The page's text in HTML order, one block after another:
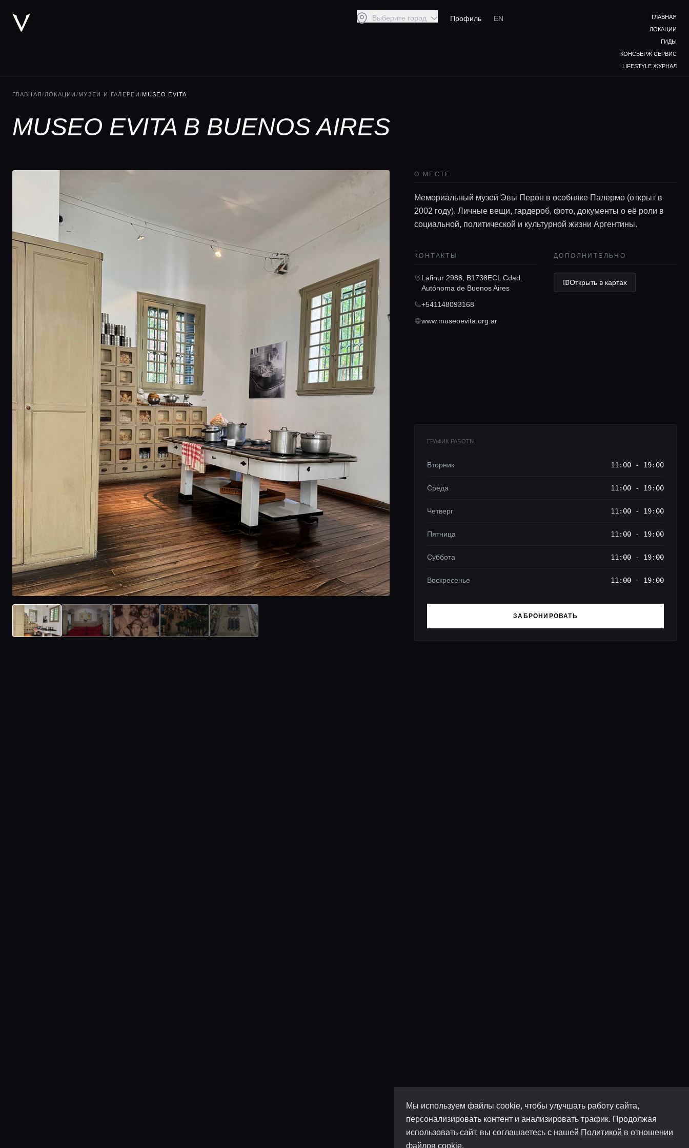
Мы используем файлы cookie, чтобы улучшать работу сайта,
персонализировать контент и анализировать трафик. Продолжая
использовать сайт, вы соглашаетесь с нашей Политикой в отношении
файлов cookie.
Выберите город Профиль EN
ГЛАВНАЯ
ЛОКАЦИИ
ГИДЫ
КОНСЬЕРЖ СЕРВИС
LIFESTYLE ЖУРНАЛ
ГЛАВНАЯ/ ЛОКАЦИИ /МУЗЕИ И ГАЛЕРЕИ/MUSEO EVITA
MUSEO EVITA В BUENOS AIRES
О МЕСТЕ
Мемориальный музей Эвы Перон в особняке Палермо (открыт в
2002 году). Личные вещи, гардероб, фото, документы о её роли в
социальной, политической и культурной жизни Аргентины.
КОНТАКТЫ
Lafinur 2988, B1738ECL Cdad.
Autónoma de Buenos Aires
+541148093168
www.museoevita.org.ar
ДОПОЛНИТЕЛЬНО
Открыть в картах
ГРАФИК РАБОТЫ
Вторник 11:00 - 19:00
Среда 11:00 - 19:00
Четверг 11:00 - 19:00
Пятница 11:00 - 19:00
Суббота 11:00 - 19:00
Воскресенье 11:00 - 19:00
ЗАБРОНИРОВАТЬ